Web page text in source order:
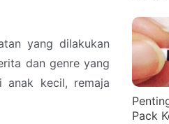
yang dilakukan
dan genre yang
anak kecil, remaja
Pack